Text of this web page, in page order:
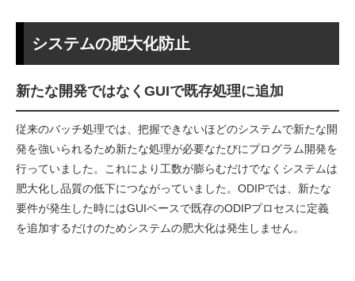
システムの肥大化防止
新たな開発ではなくGUIで既存処理に追加
従来のバッチ処理では、把握できないほどのシステムで新たな開
発を強いられるため新たな処理が必要なたびにプログラム開発を
行っていました。これにより工数が膨らむだけでなくシステムは
肥大化し品質の低下につながっていました。ODIPでは、新たな
要件が発生した時にはGUIベースで既存のODIPプロセスに定義
を追加するだけのためシステムの肥大化は発生しません。